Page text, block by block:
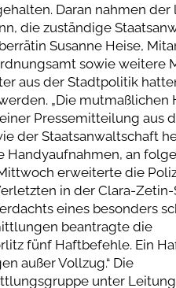
Daran nahmen
die zuständige
Susanne Heise,
sowie weitere
aus der Stadtpolitik
„Die mutmaßlichen
Pressemitteilung aus
der Staatsanwaltschaft
an
erweiterte die
in der Clara-Zetin-
eines besonders
beantragte die
fünf Haftbefehle. Ein
außer Vollzug.“ Die
unter